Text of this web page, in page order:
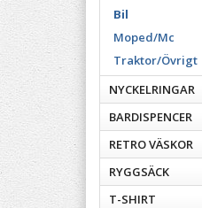
Bil
Moped/Mc
Traktor/Övrigt
NYCKELRINGAR
BARDISPENCER
RETRO VÄSKOR
RYGGSÄCK
T-SHIRT